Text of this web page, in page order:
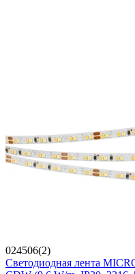
024506(2)
Светодиодная лента